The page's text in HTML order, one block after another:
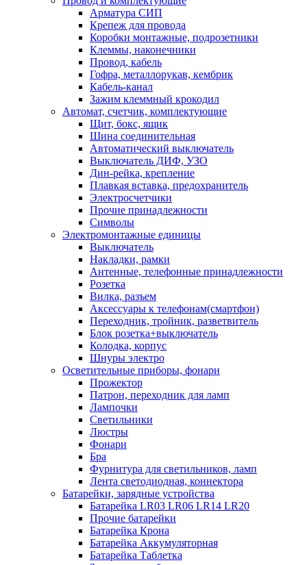
Арматура СИП
Крепеж для провода
Коробки монтажные, подрозетники
Клеммы, наконечники
Провод, кабель
Гофра, металлорукав, кембрик
Кабель-канал
Зажим клеммный крокодил
Автомат, счетчик, комплектующие
Щит, бокс, ящик
Шина соединительная
Автоматический выключатель
Выключатель ДИФ, УЗО
Дин-рейка, крепление
Плавкая вставка, предохранитель
Электросчетчики
Прочие принадлежности
Символы
Электромонтажные единицы
Выключатель
Накладки, рамки
Антенные, телефонные принадлежности
Розетка
Вилка, разъем
Аксессуары к телефонам(смартфон)
Переходник, тройник, разветвитель
Блок розетка+выключатель
Колодка, корпус
Шнуры электро
Осветительные приборы, фонари
Прожектор
Патрон, переходник для ламп
Лампочки
Светильники
Люстры
Фонари
Бра
Фурнитура для светильников, ламп
Лента светодиодная, коннектора
Батарейки, зарядные устройства
Батарейка LR03 LR06 LR14 LR20
Прочие батарейки
Батарейка Крона
Батарейка Аккумуляторная
Батарейка Таблетка